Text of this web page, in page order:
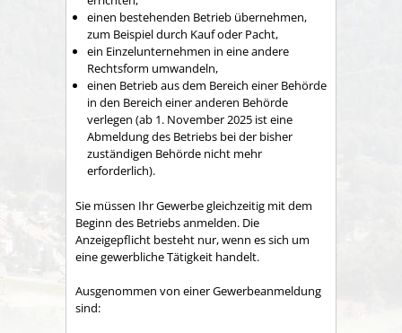
einen bestehenden Betrieb übernehmen,
zum Beispiel durch Kauf oder Pacht,
ein Einzelunternehmen in eine andere
Rechtsform umwandeln,
einen Betrieb aus dem Bereich einer Behörde
in den Bereich einer anderen Behörde
verlegen (ab 1. November 2025 ist eine
Abmeldung des Betriebs bei der bisher
zuständigen Behörde nicht mehr
erforderlich).
Sie müssen Ihr Gewerbe gleichzeitig mit dem
Beginn des Betriebs anmelden. Die
Anzeigepflicht besteht nur, wenn es sich um
eine gewerbliche Tätigkeit handelt.
Ausgenommen von einer Gewerbeanmeldung
sind: